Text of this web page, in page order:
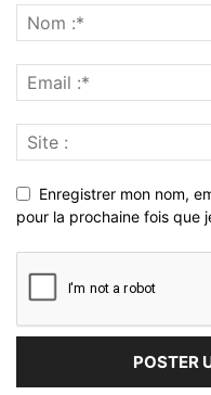
Enregistrer mon nom,
pour la prochaine fois que